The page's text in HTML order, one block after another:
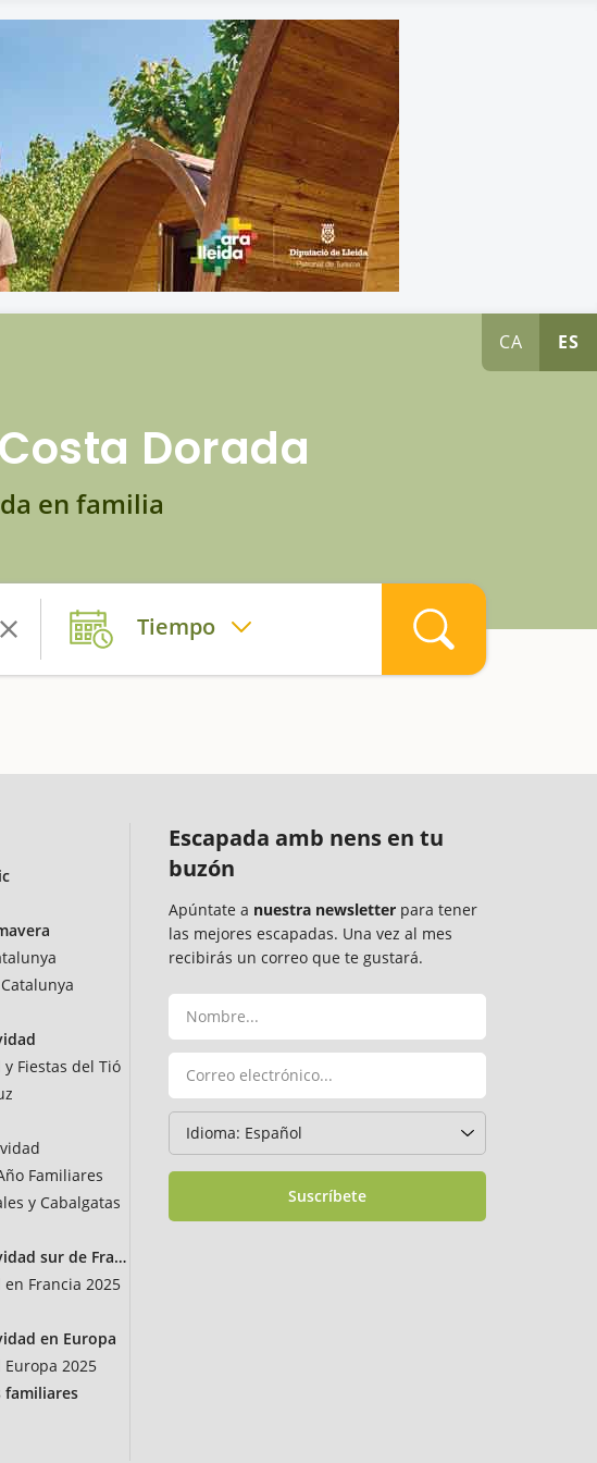
CA ES
Dorada
en familia
Tiempo
Fiestas del Tió
Familiares
y Cabalgatas
sur de Francia
Francia 2025
en Europa
2025
familiares
Escapada amb nens en tu
buzón
Apúntate a nuestra newsletter para tener
las mejores escapadas. Una vez al mes
recibirás un correo que te gustará.
Suscríbete